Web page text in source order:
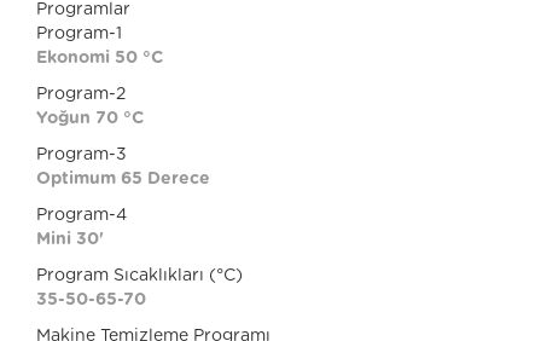
Programlar
Program-1
Ekonomi 50 °C
Program-2
Yoğun 70 °C
Program-3
Optimum 65 Derece
Program-4
Mini 30'
Program Sıcaklıkları (°C)
35-50-65-70
Makine Temizleme Programı